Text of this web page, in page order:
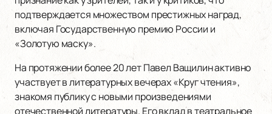
подтверждается множеством престижных наград,
включая Государственную премию России и
«Золотую маску».
На протяжении более 20 лет Павел Ващилин активно
участвует в литературных вечерах «Круг чтения»,
знакомя публику с новыми произведениями
отечественной литературы. Его вклад в театральное